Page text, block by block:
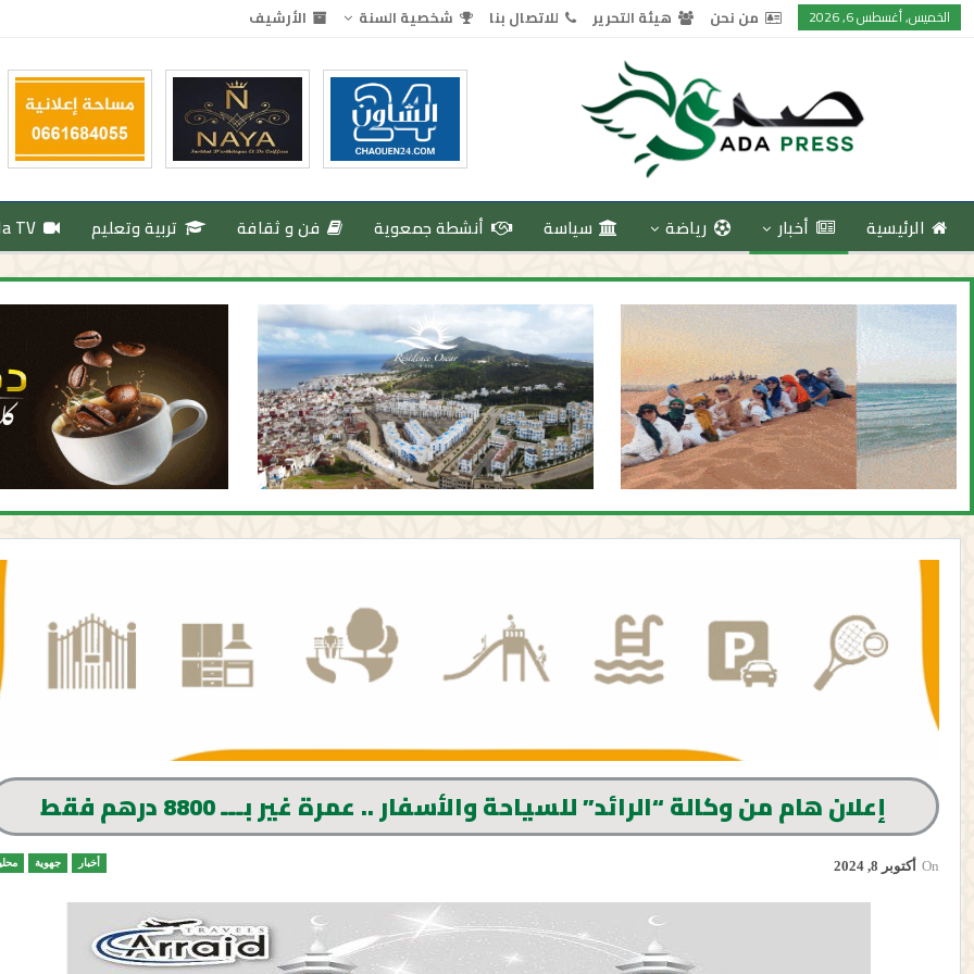
الخميس, أغسطس 6, 2026 من نحن هيئة التحرير للاتصال بنا شخصية السنة الأرشيف
الرئيسية أخبار رياضة سياسة أنشطة جمعوية فن و ثقافة تربية وتعليم TV
إعلان هام من وكالة “الرائد” للسياحة والأسفار .. عمرة غير بـــ 8800 درهم فقط
أخبار جهوية On أكتوبر 8, 2024